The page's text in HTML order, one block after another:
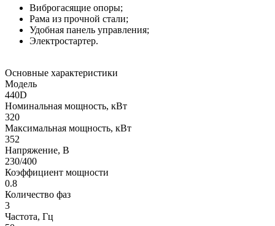
Виброгасящие опоры;
Рама из прочной стали;
Удобная панель управления;
Электростартер.
Основные характеристики
Модель
440D
Номинальная мощность, кВт
320
Максимальная мощность, кВт
352
Напряжение, В
230/400
Коэффициент мощности
0.8
Количество фаз
3
Частота, Гц